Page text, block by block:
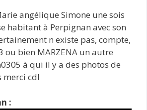
angélique Simone une sois
habitant à Perpignan avec son
n existe pas, compte,
ou bien MARZENA un autre
à qui il y a des photos de
merci cdl
: